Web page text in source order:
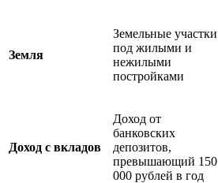
Земля
Земельные участки
под жилыми и
нежилыми
постройками
Доход с вкладов
Доход от
банковских
депозитов,
превышающий 150
000 рублей в год